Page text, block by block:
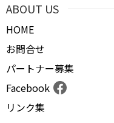
ABOUT US
HOME
お問合せ
パートナー募集
Facebook
リンク集